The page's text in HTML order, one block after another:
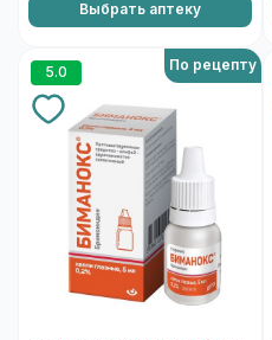
Выбрать аптеку
5.0 По рецепту